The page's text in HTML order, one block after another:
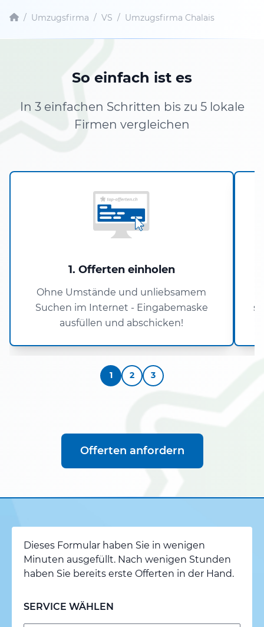
/ Umzugsfirma / VS / Umzugsfirma Chalais
So einfach ist es
In 3 einfachen Schritten bis zu 5 lokale
Firmen vergleichen
1. Offerten einholen
Ohne Umstände und unliebsamem
Suchen im Internet - Eingabemaske
ausfüllen und abschicken!
1 2 3
Offerten anfordern
Dieses Formular haben Sie in wenigen
Minuten ausgefüllt. Nach wenigen Stunden
haben Sie bereits erste Offerten in der Hand.
SERVICE WÄHLEN